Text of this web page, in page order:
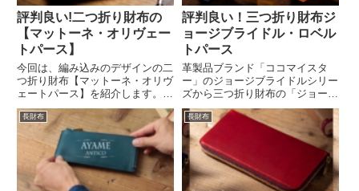
評判良い!二つ折り財布の
【マットーネ・オリヴェー
トパース】
今回は、編み込みのデザインの二
つ折り財布【マットーネ・オリヴ
ェートパース】を紹介します。メ
ンズの財布で編み込みのデザイン
は、数が少なく愛用者も少数です
が、だからこそ他人と差をつけて
カッコよく持てる二つ折り財布に
なります。欧州の最高級のマット
ーネ革皮を使って作られていま
す。
評判良い！三つ折り財布ジ
ョージブライドル・ロベル
トパース
革製品ブランド「ココマイスタ
ー」のジョージブライドルシリー
ズから三つ折り財布の「ジョージ
ブライドル・ロベルトパース」を
紹介します。コンパクトで持ちや
すいですし、使いやすいので人気
です。2番目の財布としても使え
る三つ折り財布です。
長財布 長財布